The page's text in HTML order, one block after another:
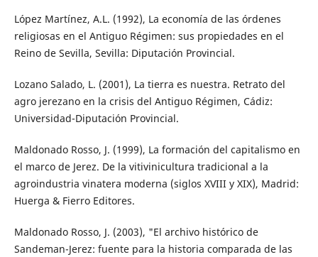
López Martínez, A.L. (1992), La economía de las órdenes
religiosas en el Antiguo Régimen: sus propiedades en el
Reino de Sevilla, Sevilla: Diputación Provincial.
Lozano Salado, L. (2001), La tierra es nuestra. Retrato del
agro jerezano en la crisis del Antiguo Régimen, Cádiz:
Universidad-Diputación Provincial.
Maldonado Rosso, J. (1999), La formación del capitalismo en
el marco de Jerez. De la vitivinicultura tradicional a la
agroindustria vinatera moderna (siglos XVIII y XIX), Madrid:
Huerga & Fierro Editores.
Maldonado Rosso, J. (2003), "El archivo histórico de
Sandeman-Jerez: fuente para la historia comparada de las